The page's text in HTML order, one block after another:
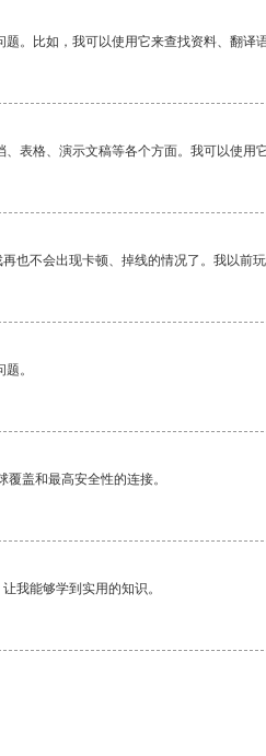
。比如，我可以使用它来查找资料、翻译
表格、演示文稿等各个方面。我可以使用
也不会出现卡顿、掉线的情况了。我以前
。
盖和最高安全性的连接。
我能够学到实用的知识。